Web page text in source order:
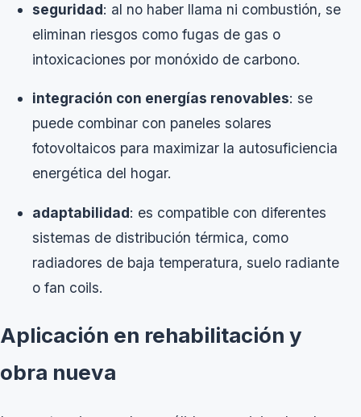
seguridad: al no haber llama ni combustión, se
eliminan riesgos como fugas de gas o
intoxicaciones por monóxido de carbono.
integración con energías renovables: se
puede combinar con paneles solares
fotovoltaicos para maximizar la autosuficiencia
energética del hogar.
adaptabilidad: es compatible con diferentes
sistemas de distribución térmica, como
radiadores de baja temperatura, suelo radiante
o fan coils.
Aplicación en rehabilitación y
obra nueva